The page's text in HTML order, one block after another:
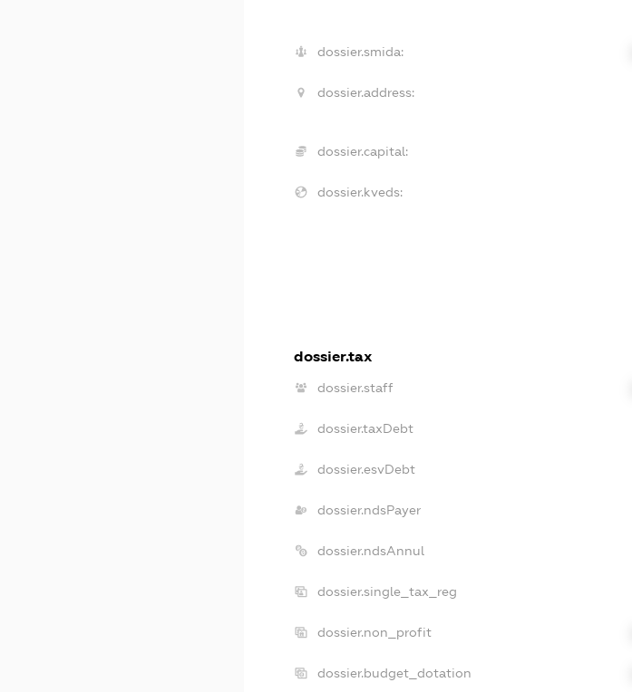
dossier.smida:
dossier.address:
dossier.capital:
dossier.kveds:
dossier.tax
dossier.staff
dossier.taxDebt
dossier.esvDebt
dossier.ndsPayer
dossier.ndsAnnul
dossier.single_tax_reg
dossier.non_profit
dossier.budget_dotation